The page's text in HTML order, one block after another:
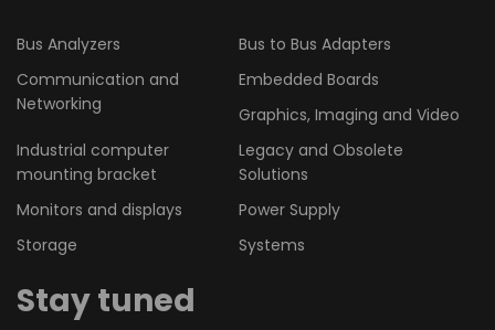
Bus Analyzers
Bus to Bus Adapters
Communication and
Networking
Embedded Boards
Graphics, Imaging and Video
Industrial computer
mounting bracket
Legacy and Obsolete
Solutions
Monitors and displays
Power Supply
Storage
Systems
Stay tuned